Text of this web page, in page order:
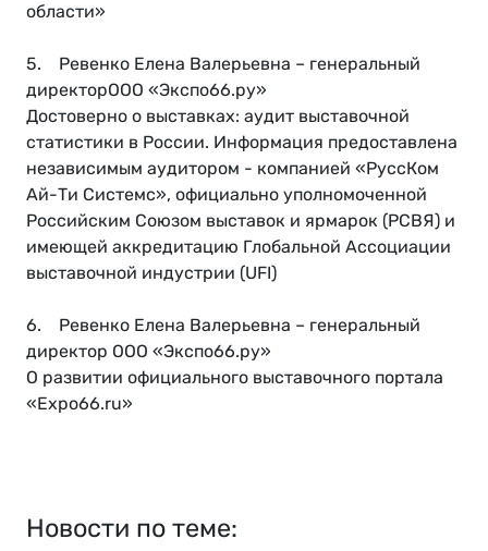
области»
5. Ревенко Елена Валерьевна – генеральный
директорООО «Экспо66.ру»
Достоверно о выставках: аудит выставочной
статистики в России. Информация предоставлена
независимым аудитором - компанией «РуссКом
Ай-Ти Системс», официально уполномоченной
Российским Союзом выставок и ярмарок (РСВЯ) и
имеющей аккредитацию Глобальной Ассоциации
выставочной индустрии (UFI)
6. Ревенко Елена Валерьевна – генеральный
директор ООО «Экспо66.ру»
О развитии официального выставочного портала
«Expo66.ru»
Новости по теме: